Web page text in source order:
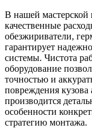
В нашей мастерской
качественные
обезжириватели,
гарантирует
системы. Чистота
оборудование
точностью и
повреждения кузова
производится
особенности
стратегию монтажа.